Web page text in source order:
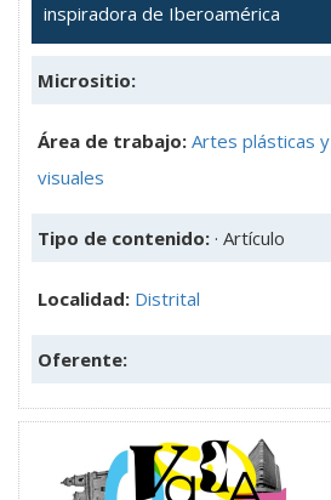
inspiradora de Iberoamérica
Micrositio:
Área de trabajo: Artes plásticas y
visuales
Tipo de contenido: · Artículo
Localidad: Distrital
Oferente: